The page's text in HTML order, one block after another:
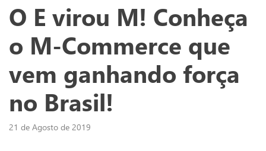
O E virou M! Conheça
o M-Commerce que
vem ganhando força
no Brasil!
21 de Agosto de 2019